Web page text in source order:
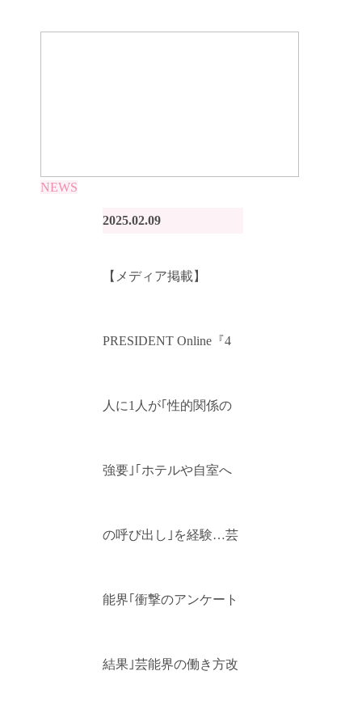
NEWS
【メディア掲載】
PRESIDENT Online『4
人に1人が｢性的関係の
強要｣｢ホテルや自室へ
の呼び出し｣を経験…芸
能界｢衝撃のアンケート
結果｣芸能界の働き方改
2025.02.09